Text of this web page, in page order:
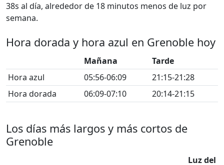
38s al día, alrededor de 18 minutos menos de luz por
semana.
Hora dorada y hora azul en Grenoble hoy
Mañana
Tarde
Hora azul
05:56-06:09
21:15-21:28
Hora dorada
06:09-07:10 20:14-21:15
Los días más largos y más cortos de
Grenoble
Luz del